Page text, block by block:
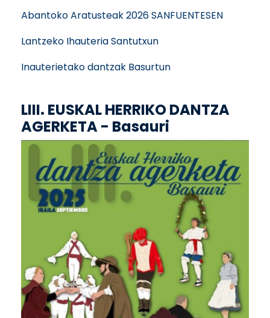
Abantoko Aratusteak 2026 SANFUENTESEN
Lantzeko Ihauteria Santutxun
Inauterietako dantzak Basurtun
LIII. EUSKAL HERRIKO DANTZA
AGERKETA - Basauri